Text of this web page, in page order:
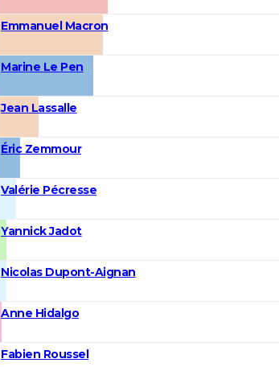
Emmanuel Macron
Marine Le Pen
Jean Lassalle
Éric Zemmour
Valérie Pécresse
Yannick Jadot
Nicolas Dupont-Aignan
Anne Hidalgo
Fabien Roussel